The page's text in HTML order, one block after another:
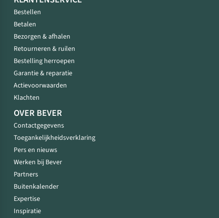
Bestellen
Betalen
Bezorgen & afhalen
Retourneren & ruilen
Bestelling herroepen
Garantie & reparatie
Actievoorwaarden
Klachten
OVER BEVER
Contactgegevens
Toegankelijkheidsverklaring
Pers en nieuws
Werken bij Bever
Partners
Buitenkalender
Expertise
Inspiratie